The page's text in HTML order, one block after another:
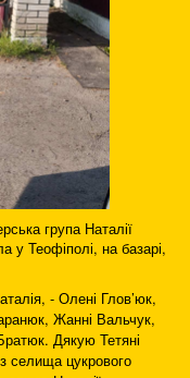
група Наталії
у Теофіполі, на базарі,
- Олені Глов’юк,
Жанні Вальчук,
Дякую Тетяні
з селища цукрового